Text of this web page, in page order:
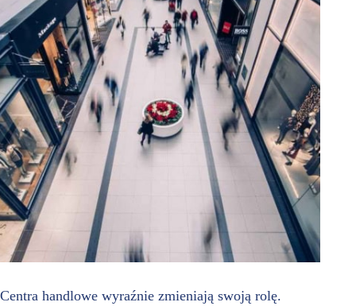
Centra handlowe wyraźnie zmieniają swoją rolę.